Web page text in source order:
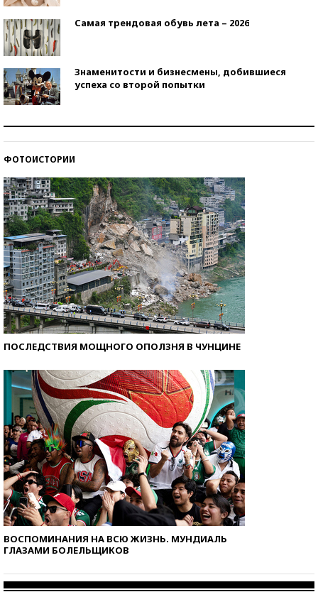
Самая трендовая обувь лета – 2026
Знаменитости и бизнесмены, добившиеся
успеха со второй попытки
ФОТОИСТОРИИ
ПОСЛЕДСТВИЯ МОЩНОГО ОПОЛЗНЯ В ЧУНЦИНЕ
ВОСПОМИНАНИЯ НА ВСЮ ЖИЗНЬ. МУНДИАЛЬ
ГЛАЗАМИ БОЛЕЛЬЩИКОВ